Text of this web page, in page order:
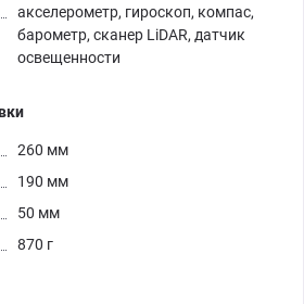
акселерометр, гироскоп, компас,
барометр, сканер LiDAR, датчик
освещенности
260 мм
190 мм
50 мм
870 г